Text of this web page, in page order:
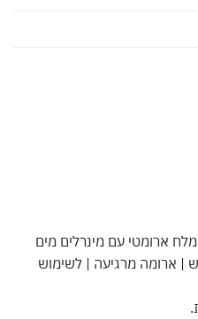
עם מינרלים מים
ארומה מרגיעה | לשימוש